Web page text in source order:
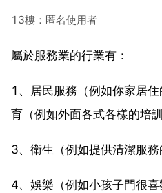
13樓：匿名使用者
屬於服務業的行業有：
1、居民服務（例如你家居
育（例如外面各式各樣的培訓
3、衛生（例如提供清潔服務
4、娛樂（例如小孩子門很喜